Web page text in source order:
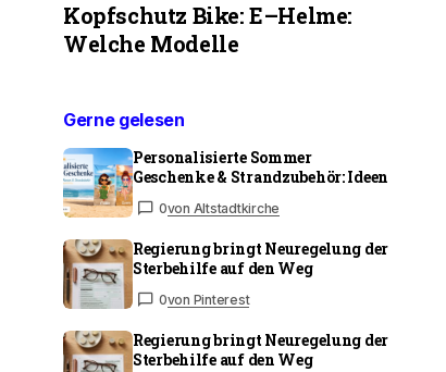
Kopfschutz Bike: E–Helme:
Welche Modelle
Gerne gelesen
Personalisierte Sommer
Geschenke & Strandzubehör: Ideen
0von Altstadtkirche
Regierung bringt Neuregelung der
Sterbehilfe auf den Weg
0von Pinterest
Regierung bringt Neuregelung der
Sterbehilfe auf den Weg